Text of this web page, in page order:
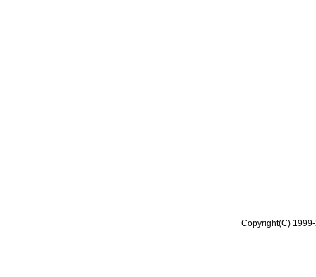
Copyright(C)